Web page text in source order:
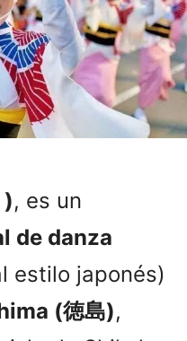
, es un
de danza
estilo japonés)
(徳島),